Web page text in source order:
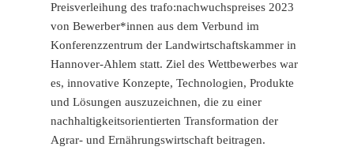
Preisverleihung des trafo:nachwuchspreises 2023
von Bewerber*innen aus dem Verbund im
Konferenzzentrum der Landwirtschaftskammer in
Hannover-Ahlem statt. Ziel des Wettbewerbes war
es, innovative Konzepte, Technologien, Produkte
und Lösungen auszuzeichnen, die zu einer
nachhaltigkeitsorientierten Transformation der
Agrar- und Ernährungswirtschaft beitragen.